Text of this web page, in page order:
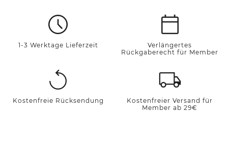
1-3 Werktage Lieferzeit
Verlängertes
Rückgaberecht für Member
Kostenfreie Rücksendung
Kostenfreier Versand für
Member ab 29€